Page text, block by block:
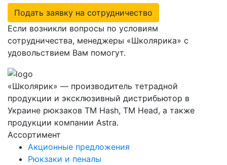
Подать заявку на сотрудничество
Если возникли вопросы по условиям
сотрудничества, менеджеры «Школярика» с
удовольствием Вам помогут.
«Школярик» — производитель тетрадной
продукции и эксклюзивный дистрибьютор в
Украине рюкзаков ТМ Hash, ТМ Head, а также
продукции компании Astra.
Ассортимент
Акционные предложения
Рюкзаки и пеналы